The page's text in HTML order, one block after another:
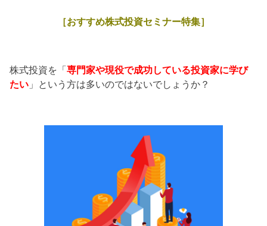
［おすすめ株式投資セミナー特集］
株式投資を「専門家や現役で成功している投資家に学び
たい 」という方は多いのではないでしょうか？